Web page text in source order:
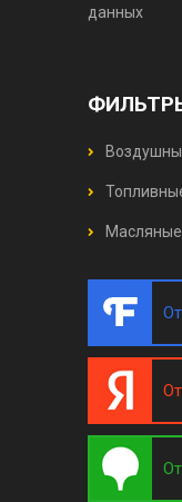
данных
Масляные